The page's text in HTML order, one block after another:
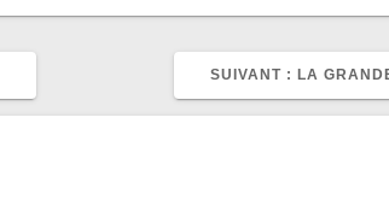
SUIVANT : ARTICLE
LA